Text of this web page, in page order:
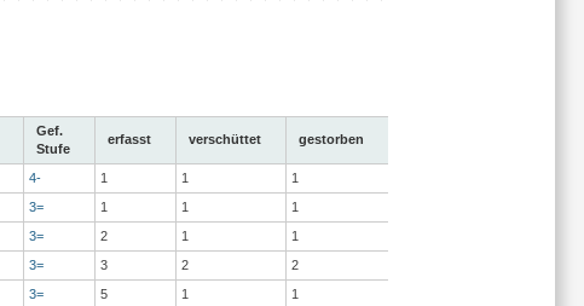
Gef.
Stufe
erfasst verschüttet gestorben
4- 1 1
1
3= 1 1
1
3= 2 1
1
3= 3 2
2
3= 5 1
1